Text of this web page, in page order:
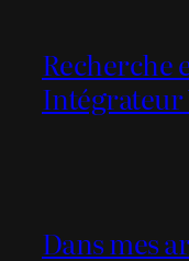
Recherche
Intégrateur
Dans mes